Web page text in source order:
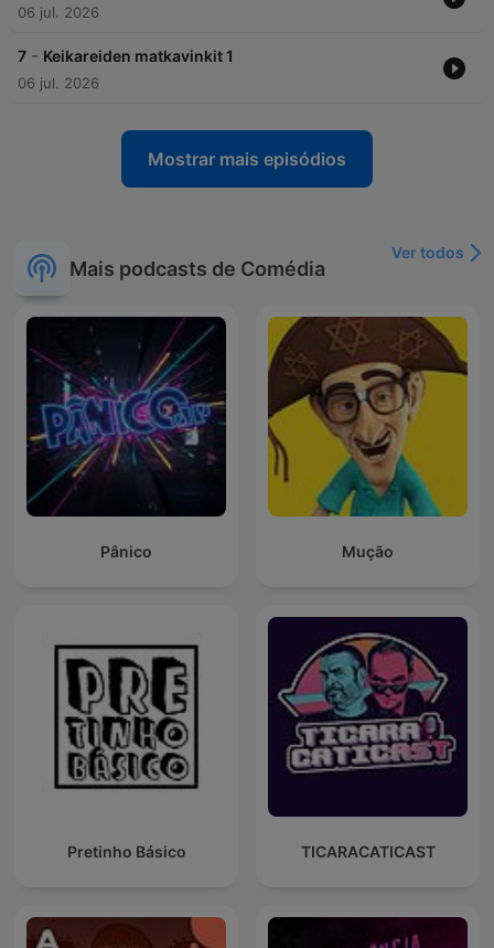
06 jul. 2026
7 - Keikareiden matkavinkit 1
06 jul. 2026
Mostrar mais episódios
Mais podcasts de Comédia
Ver todos
Pânico Mução
Pretinho Básico TICARACATICAST